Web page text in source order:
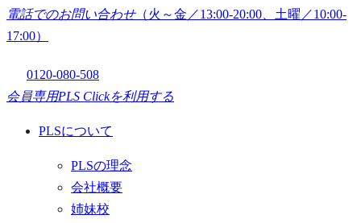
電話でのお問い合わせ（火～金／13:00-20:00、土曜／10:00-
17:00）
0120-080-508
会員専用PLS Clickを利用する
PLSについて
PLSの理念
会社概要
姉妹校